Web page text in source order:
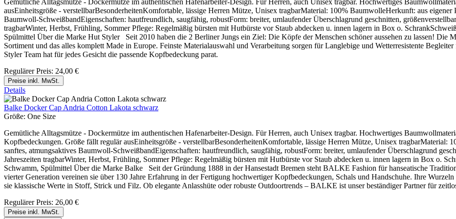
ausEinheitsgröße - verstellbarBesonderheitenKomfortable, lässige Herren Mütze, Unisex tragbarMaterial: 100% BaumwolleHerkunft: aus
Baumwoll-SchweißbandEigenschaften: hautfreundlich, saugfähig, robustForm: breiter, umlaufender Überschlagrund geschnitten,
tragbarWinter, Herbst, Frühling, Sommer Pflege: Regelmäßig bürsten mit Hutbürste vor Staub abdecken u. innen lagern in Box o.
Spülmittel Über die Marke Hut Styler Seit 2010 haben die 2 Berliner Jungs ein Ziel: Die Köpfe der Menschen schöner aussehen zu lassen! Die
Sortiment und das alles komplett Made in Europe. Feinste Materialauswahl und Verarbeitung sorgen für Langlebige und Wetterresistente
Styler Team hat für jedes Gesicht die passende Kopfbedeckung parat.
Regulärer Preis: 24,00 €
Preise inkl. MwSt.
Details
Balke Docker Cap Andria Cotton Lakota schwarz
Größe: One Size
Gemütliche Alltagsmütze - Dockermütze im authentischen Hafenarbeiter-Design. Für Herren, auch Unisex tragbar. Hochwertiges
Kopfbedeckungen. Größe fällt regulär ausEinheitsgröße - verstellbarBesonderheitenKomfortable, lässige Herren Mütze, Unisex
sanftes, atmungsaktives Baumwoll-SchweißbandEigenschaften: hautfreundlich, saugfähig, robustForm: breiter, umlaufender Überschlagrund
Jahreszeiten tragbarWinter, Herbst, Frühling, Sommer Pflege: Regelmäßig bürsten mit Hutbürste vor Staub abdecken u. innen lagern in Box o.
Schwamm, Spülmittel Über die Marke Balke Seit der Gründung 1888 in der Hansestadt Bremen steht BALKE Fashion für hanseatische
vierter Generation vereinen sie über 130 Jahre Erfahrung in der Fertigung hochwertiger Kopfbedeckungen, Schals und Handschuhe. Ihre
sie klassische Werte in Stoff, Strick und Filz. Ob elegante Anlasshüte oder robuste Outdoortrends – BALKE ist unser beständiger Partner für
Regulärer Preis: 26,00 €
Preise inkl. MwSt.